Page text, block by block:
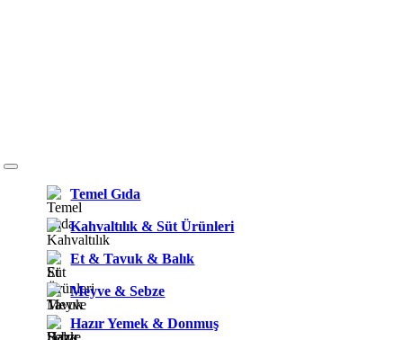
Temel Gıda
Kahvaltılık & Süt Ürünleri
Et & Tavuk & Balık
Meyve & Sebze
Hazır Yemek & Donmuş